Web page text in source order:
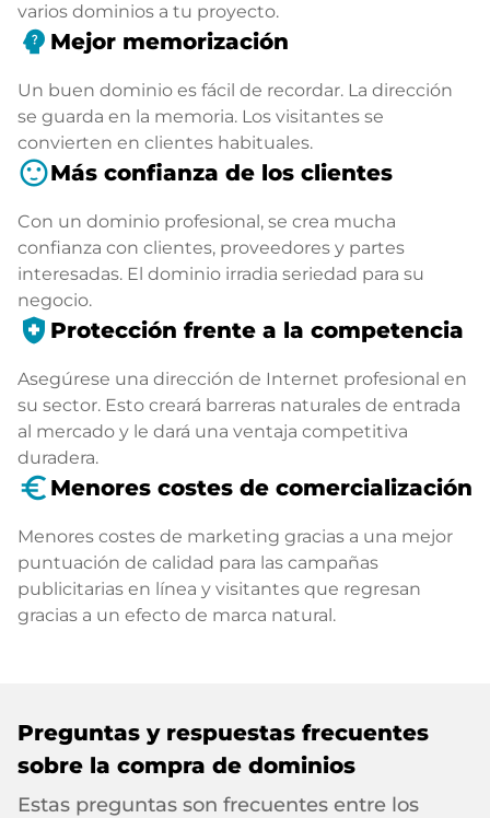
varios dominios a tu proyecto.
psychology_alt Mejor memorización
Un buen dominio es fácil de recordar. La dirección
se guarda en la memoria. Los visitantes se
convierten en clientes habituales.
sentiment_satisfiedMás confianza de los clientes
Con un dominio profesional, se crea mucha
confianza con clientes, proveedores y partes
interesadas. El dominio irradia seriedad para su
negocio.
health_and_safety Protección frente a la competencia
Asegúrese una dirección de Internet profesional en
su sector. Esto creará barreras naturales de entrada
al mercado y le dará una ventaja competitiva
duradera.
euro_symbol Menores costes de comercialización
Menores costes de marketing gracias a una mejor
puntuación de calidad para las campañas
publicitarias en línea y visitantes que regresan
gracias a un efecto de marca natural.
Preguntas y respuestas frecuentes
sobre la compra de dominios
Estas preguntas son frecuentes entre los